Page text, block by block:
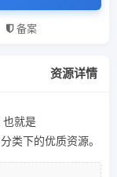
备案
资源详情
也就是
类下的优质资源。